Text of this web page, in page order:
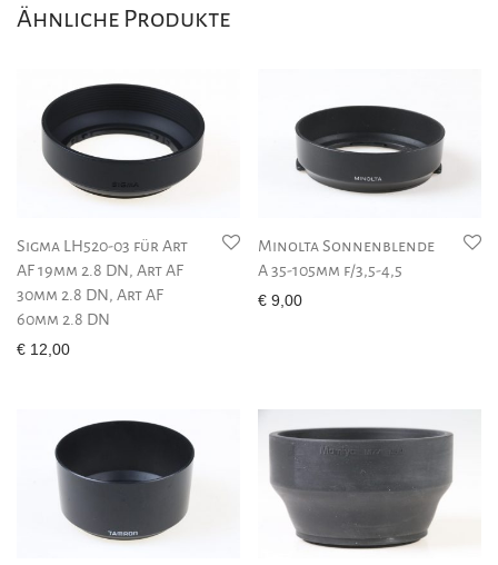
Ähnliche Produkte
Sigma LH520-03 für Art
AF 19mm 2.8 DN, Art AF
30mm 2.8 DN, Art AF
60mm 2.8 DN
€ 12,00
Minolta Sonnenblende
A 35-105mm f/3,5-4,5
€ 9,00